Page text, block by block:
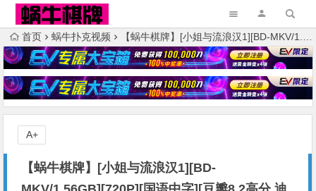
首页 蜗牛扑克视频 【蜗牛棋牌】[小姐与流浪汉1][BD-MKV/1.56GB][720P][国语中字][豆瓣8.2高分 迪士尼经典动画]
【蜗牛棋牌】[小姐与流浪汉1][BD-
A+